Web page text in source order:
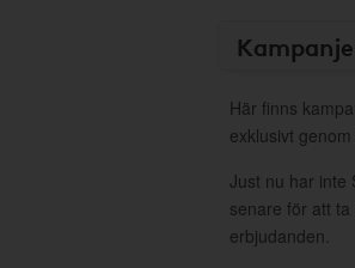
Här finns
exklusivt
Just nu har inte
senare för att
erbjudanden.